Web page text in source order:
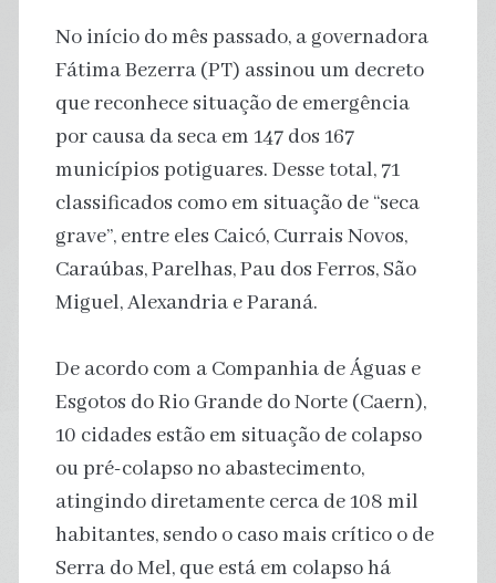
No início do mês passado, a governadora
Fátima Bezerra (PT) assinou um decreto
que reconhece situação de emergência
por causa da seca em 147 dos 167
municípios potiguares. Desse total, 71
classificados como em situação de “seca
grave”, entre eles Caicó, Currais Novos,
Caraúbas, Parelhas, Pau dos Ferros, São
Miguel, Alexandria e Paraná.
De acordo com a Companhia de Águas e
Esgotos do Rio Grande do Norte (Caern),
10 cidades estão em situação de colapso
ou pré-colapso no abastecimento,
atingindo diretamente cerca de 108 mil
habitantes, sendo o caso mais crítico o de
Serra do Mel, que está em colapso há